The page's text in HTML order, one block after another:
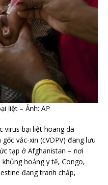
liệt – Ảnh: AP
virus bại liệt hoang dã
vắc-xin (cVDPV) đang lưu
tạp ở Afghanistan – nơi
hoảng y tế, Congo,
đang tranh chấp,